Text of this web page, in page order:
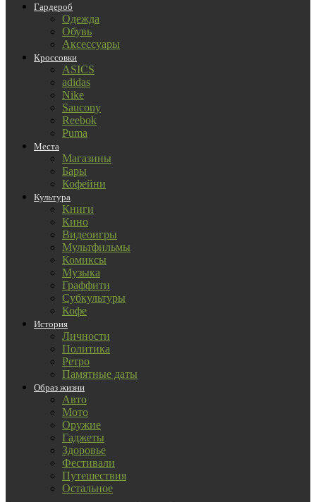
Гардероб
Одежда
Обувь
Аксессуары
Кроссовки
ASICS
adidas
Nike
Saucony
Reebok
Puma
Места
Магазины
Бары
Кофейни
Культура
Книги
Кино
Видеоигры
Мультфильмы
Комиксы
Музыка
Граффити
Субкультуры
Кофе
История
Личности
Политика
Ретро
Памятные даты
Образ жизни
Авто
Мото
Оружие
Гаджеты
Здоровье
Фестивали
Путешествия
Остальное